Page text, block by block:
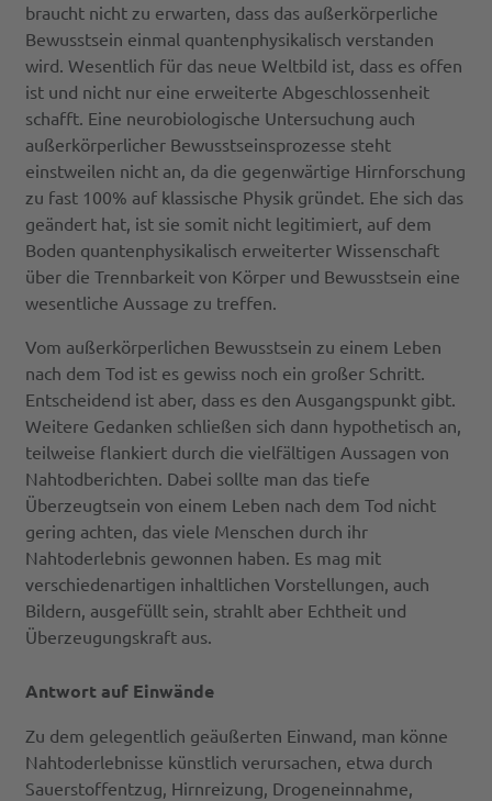
braucht nicht zu erwarten, dass das außerkörperliche
Bewusstsein einmal quantenphysikalisch verstanden
wird. Wesentlich für das neue Weltbild ist, dass es offen
ist und nicht nur eine erweiterte Abgeschlossenheit
schafft. Eine neurobiologische Untersuchung auch
außerkörperlicher Bewusstseinsprozesse steht
einstweilen nicht an, da die gegenwärtige Hirnforschung
zu fast 100% auf klassische Physik gründet. Ehe sich das
geändert hat, ist sie somit nicht legitimiert, auf dem
Boden quantenphysikalisch erweiterter Wissenschaft
über die Trennbarkeit von Körper und Bewusstsein eine
wesentliche Aussage zu treffen.
Vom außerkörperlichen Bewusstsein zu einem Leben
nach dem Tod ist es gewiss noch ein großer Schritt.
Entscheidend ist aber, dass es den Ausgangspunkt gibt.
Weitere Gedanken schließen sich dann hypothetisch an,
teilweise flankiert durch die vielfältigen Aussagen von
Nahtodberichten. Dabei sollte man das tiefe
Überzeugtsein von einem Leben nach dem Tod nicht
gering achten, das viele Menschen durch ihr
Nahtoderlebnis gewonnen haben. Es mag mit
verschiedenartigen inhaltlichen Vorstellungen, auch
Bildern, ausgefüllt sein, strahlt aber Echtheit und
Überzeugungskraft aus.
Antwort auf Einwände
Zu dem gelegentlich geäußerten Einwand, man könne
Nahtoderlebnisse künstlich verursachen, etwa durch
Sauerstoffentzug, Hirnreizung, Drogeneinnahme,